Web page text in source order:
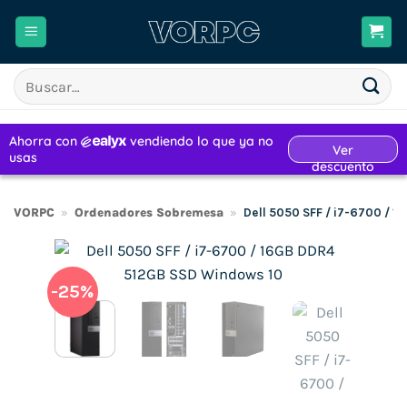
Buscar
por:
VORPC » Ordenadores Sobremesa » Dell 5050 SFF / i7-6700 /
-25%